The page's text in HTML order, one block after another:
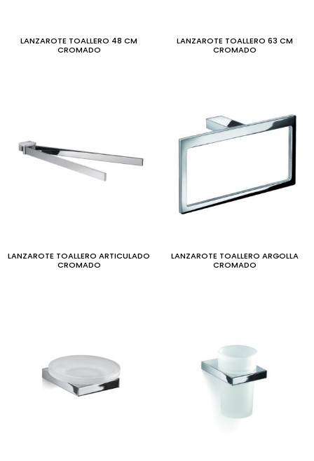
LANZAROTE TOALLERO 48 CM
CROMADO
LANZAROTE TOALLERO 63 CM
CROMADO
LANZAROTE TOALLERO ARTICULADO
CROMADO
LANZAROTE TOALLERO ARGOLLA
CROMADO